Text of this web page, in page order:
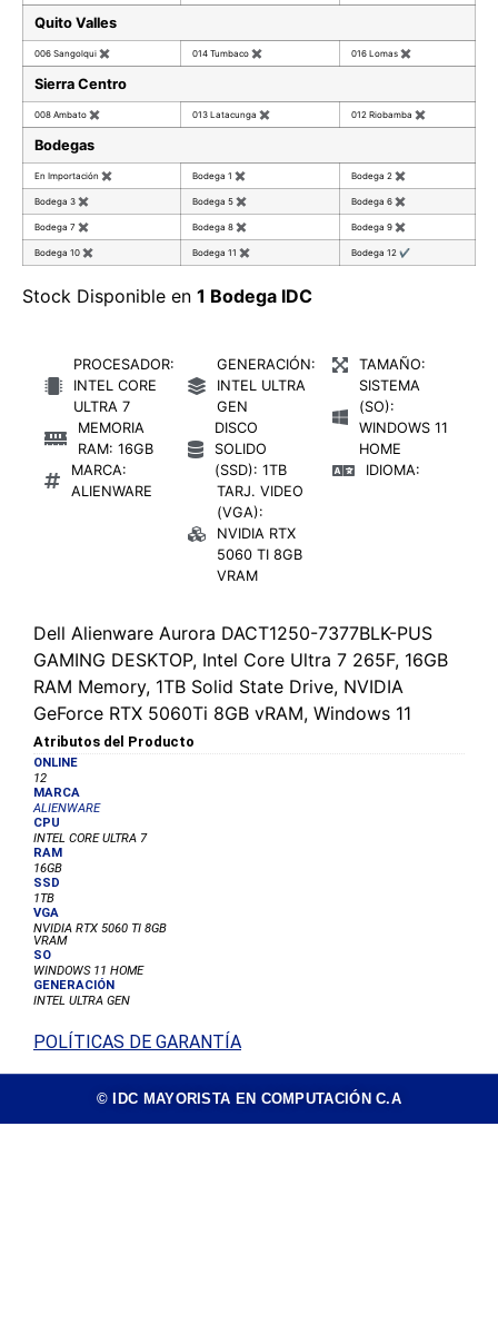
Quito Valles
006 Sangolqui ✖ 014 Tumbaco ✖ 016 Lomas ✖
Sierra Centro
008 Ambato ✖ 013 Latacunga ✖ 012 Riobamba ✖
Bodegas
En Importación ✖ Bodega 1 ✖ Bodega 2 ✖
Bodega 3 ✖ Bodega 5 ✖ Bodega 6 ✖
Bodega 7 ✖ Bodega 8 ✖ Bodega 9 ✖
Bodega 10 ✖ Bodega 11 ✖ Bodega 12 ✔
Stock Disponible en 1 Bodega IDC
PROCESADOR:
INTEL CORE
ULTRA 7
MEMORIA
RAM: 16GB
MARCA:
ALIENWARE
GENERACIÓN:
INTEL ULTRA
GEN
DISCO
SOLIDO
(SSD): 1TB
TARJ. VIDEO
(VGA):
NVIDIA RTX
5060 TI 8GB
VRAM
TAMAÑO:
SISTEMA
(SO):
WINDOWS 11
HOME
IDIOMA:
Dell Alienware Aurora DACT1250-7377BLK-PUS
GAMING DESKTOP, Intel Core Ultra 7 265F, 16GB
RAM Memory, 1TB Solid State Drive, NVIDIA
GeForce RTX 5060Ti 8GB vRAM, Windows 11
Atributos del Producto
ONLINE
12
MARCA
ALIENWARE
CPU
INTEL CORE ULTRA 7
RAM
16GB
SSD
1TB
VGA
NVIDIA RTX 5060 TI 8GB
VRAM
SO
WINDOWS 11 HOME
GENERACIÓN
INTEL ULTRA GEN
POLÍTICAS DE GARANTÍA
© IDC MAYORISTA EN COMPUTACIÓN C.A